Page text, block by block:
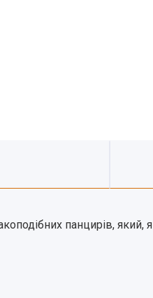
панцирів, який,